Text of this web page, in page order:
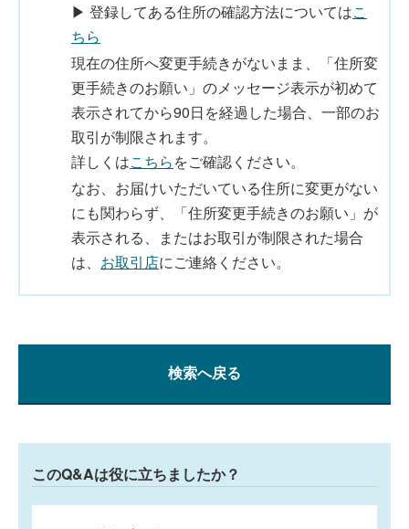
▶ 登録してある住所の確認方法についてはこ
ちら
現在の住所へ変更手続きがないまま、「住所変
更手続きのお願い」のメッセージ表示が初めて
表示されてから90日を経過した場合、一部のお
取引が制限されます。
詳しくはこちらをご確認ください。
なお、お届けいただいている住所に変更がない
にも関わらず、「住所変更手続きのお願い」が
表示される、またはお取引が制限された場合
は、 お取引店にご連絡ください。
検索へ戻る
このQ&Aは役に立ちましたか？